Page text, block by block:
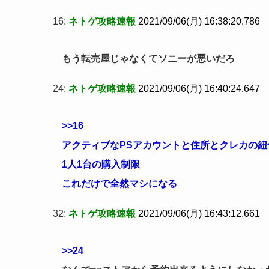
16: ネトゲ攻略速報 2021/09/06(月) 16:38:20.786
もう転売屋じゃなくてソニーが悪いだろ
24: ネトゲ攻略速報 2021/09/06(月) 16:40:24.647
>>16
アクティブなPSアカウントと住所とクレカの
1人1台の購入制限
これだけで全然マシになる
32: ネトゲ攻略速報 2021/09/06(月) 16:43:12.661
>>24